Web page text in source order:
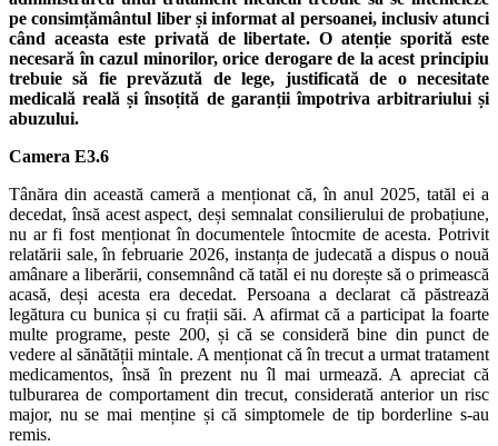
pe consimțământul liber și informat al persoanei, inclusiv atunci
când aceasta este privată de libertate. O atenție sporită este
necesară în cazul minorilor, orice derogare de la acest principiu
trebuie să fie prevăzută de lege, justificată de o necesitate
medicală reală și însoțită de garanții împotriva arbitrariului și
abuzului.
Camera E3.6
Tânăra din această cameră a menționat că, în anul 2025, tatăl ei a
decedat, însă acest aspect, deși semnalat consilierului de probațiune,
nu ar fi fost menționat în documentele întocmite de acesta. Potrivit
relatării sale, în februarie 2026, instanța de judecată a dispus o nouă
amânare a liberării, consemnând că tatăl ei nu dorește să o primească
acasă, deși acesta era decedat. Persoana a declarat că păstrează
legătura cu bunica și cu frații săi. A afirmat că a participat la foarte
multe programe, peste 200, și că se consideră bine din punct de
vedere al sănătății mintale. A menționat că în trecut a urmat tratament
medicamentos, însă în prezent nu îl mai urmează. A apreciat că
tulburarea de comportament din trecut, considerată anterior un risc
major, nu se mai menține și că simptomele de tip borderline s-au
remis.